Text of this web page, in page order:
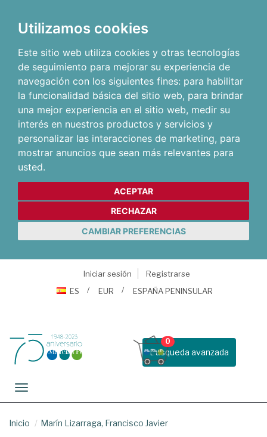
Utilizamos cookies
Este sitio web utiliza cookies y otras tecnologías
de seguimiento para mejorar su experiencia de
navegación con los siguientes fines: para habilitar
la funcionalidad básica del sitio web, para brindar
una mejor experiencia en el sitio web, medir su
interés en nuestros productos y servicios y
personalizar las interacciones de marketing, para
mostrar anuncios que sean más relevantes para
usted.
ACEPTAR
RECHAZAR
CAMBIAR PREFERENCIAS
Iniciar sesión
Registrarse
ES
EUR ESPAÑA PENINSULAR
Busqueda avanzada
0
Toggle navigation
Inicio Marín Lizarraga, Francisco Javier